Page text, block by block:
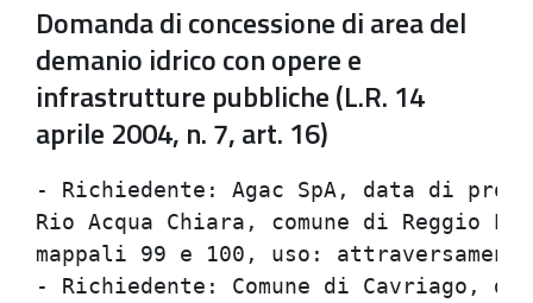
Domanda di concessione di area del
demanio idrico con opere e
infrastrutture pubbliche (L.R. 14
aprile 2004, n. 7, art. 16)
- Richiedente: Agac SpA, data
Rio Acqua Chiara, comune
mappali 99 e 100, uso:
- Richiedente: Comune di